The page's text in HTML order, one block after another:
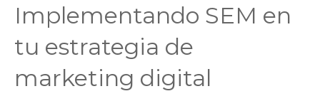
Implementando SEM en
tu estrategia de
marketing digital